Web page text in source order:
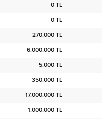
0 TL
0 TL
270.000 TL
6.000.000 TL
5.000 TL
350.000 TL
17.000.000 TL
1.000.000 TL